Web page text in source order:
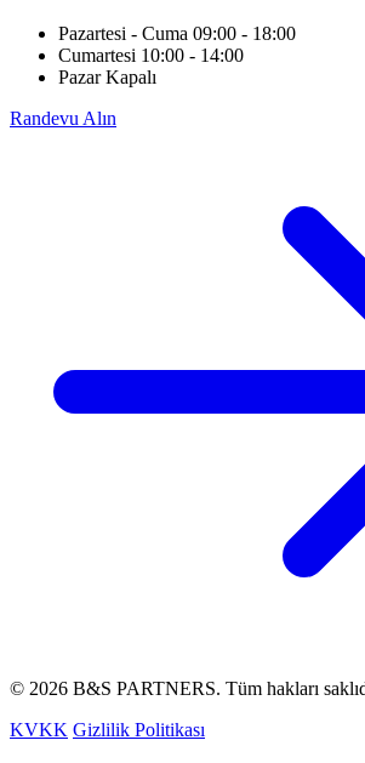
Pazartesi - Cuma 09:00 - 18:00
Cumartesi 10:00 - 14:00
Pazar Kapalı
Randevu Alın
© 2026 B&S PARTNERS. Tüm hakları
KVKK Gizlilik Politikası